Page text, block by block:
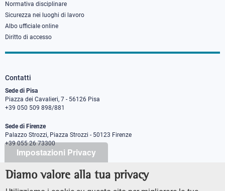
Impostazioni Privacy
Diamo valore alla tua privacy
Normativa disciplinare
Sicurezza nei luoghi di lavoro
Albo ufficiale online
Diritto di accesso
Contatti
Sede di Pisa
Piazza dei Cavalieri, 7 - 56126 Pisa
+39 050 509 898/881
Sede di Firenze
Palazzo Strozzi, Piazza Strozzi - 50123 Firenze
+39 055 26 73300
PEC protocollo@pec.sns.it
Codice Fiscale 8000 5050507